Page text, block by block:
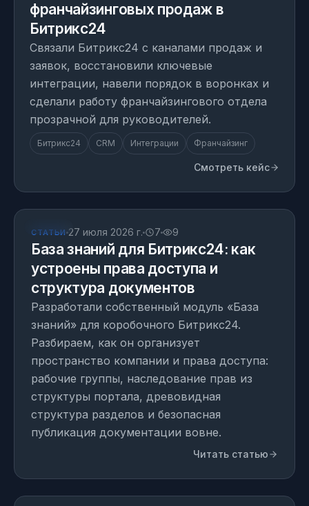
франчайзинговых продаж в
Битрикс24
Связали Битрикс24 с каналами продаж и
заявок, восстановили ключевые
интеграции, навели порядок в воронках и
сделали работу франчайзингового отдела
прозрачной для руководителей.
Битрикс24 CRM Интеграции Франчайзинг
Смотреть кейс
СТАТЬИ 27 июля 2026 г. 7 9
База знаний для Битрикс24: как
устроены права доступа и
структура документов
Разработали собственный модуль «База
знаний» для коробочного Битрикс24.
Разбираем, как он организует
пространство компании и права доступа:
рабочие группы, наследование прав из
структуры портала, древовидная
структура разделов и безопасная
публикация документации вовне.
Читать статью